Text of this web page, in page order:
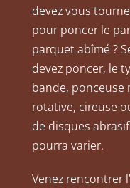
devez vous
pour poncer le
parquet abîmé ?
devez poncer, le
bande, ponceuse
rotative, cireuse
de disques
pourra varier.
Venez rencontrer